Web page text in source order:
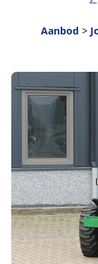
Aanbod >